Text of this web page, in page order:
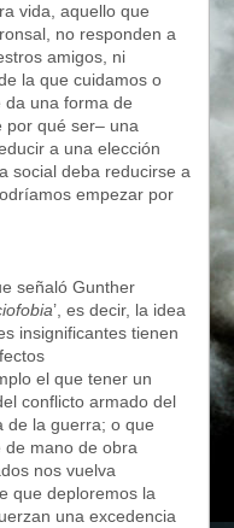
vida, aquello que
no responden a
amigos, ni
la que cuidamos o
da una forma de
por qué ser– una
a una elección
social deba reducirse a
empezar por
señaló Gunther
’, es decir, la idea
insignificantes tienen
el que tener un
conflicto armado del
de la guerra; o que
de mano de obra
nos vuelva
que deploremos la
una excedencia